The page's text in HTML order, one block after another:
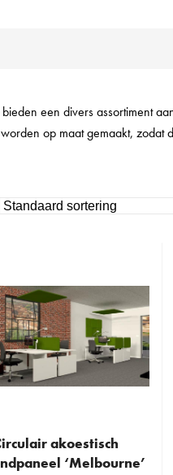
een divers assortiment
op maat gemaakt, zodat
akoestisch
‘Melbourne’